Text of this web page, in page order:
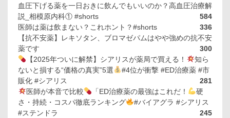
血圧下げる薬を一日おきに飲んでもいいのか？高血圧治療解
説_相模原内科① #shorts
584
医師は薬は飲まない？これホント？#shorts
336
【抗不安薬】レキソタン、ブロマゼパムはやや強めの抗不安
薬です
300
【2025年ついに解禁】シアリスが薬局で買える！
知ら
ないと損する“価格の真実”5選
#4位が衝撃 #ED治療薬 #市
販化 #シアリス
281
医師が本音で比較
「ED治療薬の最強はこれだ！
硬
さ・持続・コスパ徹底ランキング
#バイアグラ #シアリス
#ステンドラ
245